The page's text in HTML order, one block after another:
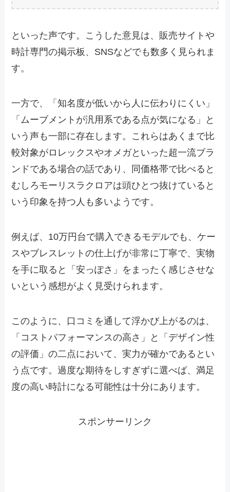
といった声です。こうした意見は、販売サイトや
時計専門の掲示板、SNSなどでも数多く見られま
す。
一方で、「知名度が低いから人に伝わりにくい」
「ムーブメントが汎用系である点が気になる」と
いう声も一部に存在します。これらはあくまで比
較対象がロレックスやオメガといった超一流ブラ
ンドである場合の話であり、同価格帯で比べると
むしろモーリスラクロアは頭ひとつ抜けていると
いう印象を持つ人も多いようです。
例えば、10万円台で購入できるモデルでも、ケー
スやブレスレットの仕上げが非常に丁寧で、実物
を手に取ると「安っぽさ」をまったく感じさせな
いという感想がよく見受けられます。
このように、口コミを通して浮かび上がるのは、
「コストパフォーマンスの高さ」と「デザイン性
の評価」の二点において、実力が確かであるとい
う点です。過度な期待をしすぎずに選べば、満足
度の高い時計になる可能性は十分にあります。
スポンサーリンク